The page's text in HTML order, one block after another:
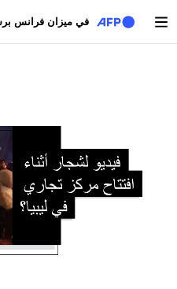
في ميزان فرانس
التبويبات الأساسية